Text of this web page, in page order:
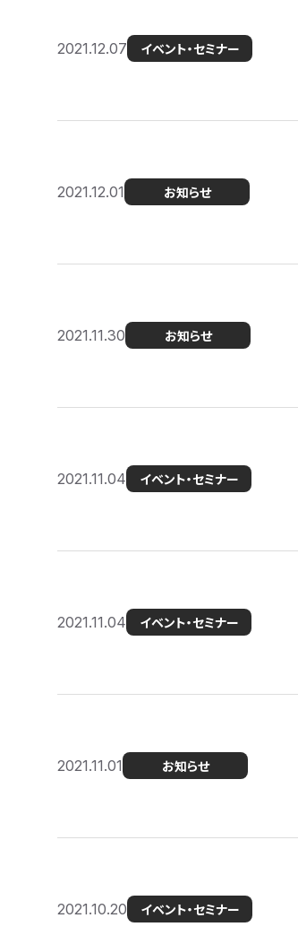
2021.12.07 イベント・セミナー
2021.12.01 お知らせ
2021.11.30 お知らせ
2021.11.04 イベント・セミナー
2021.11.04 イベント・セミナー
2021.11.01 お知らせ
2021.10.20 イベント・セミナー